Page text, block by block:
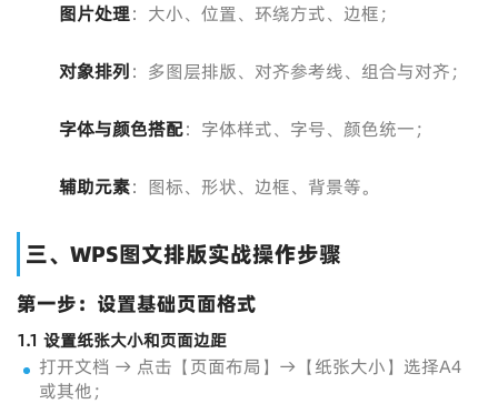
图片处理：大小、位置、环绕方式、边框；
对象排列：多图层排版、对齐参考线、组合与对齐；
字体与颜色搭配：字体样式、字号、颜色统一；
辅助元素：图标、形状、边框、背景等。
三、WPS图文排版实战操作步骤
第一步：设置基础页面格式
1.1 设置纸张大小和页面边距
打开文档 → 点击【页面布局】→【纸张大小】选择A4
或其他；